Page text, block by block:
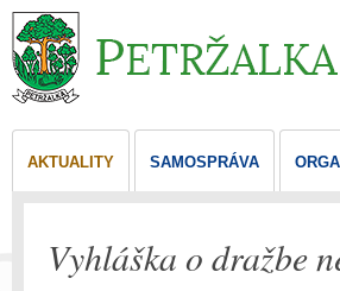
AKTUALITY SAMOSPRÁVA
Vyhláška o dražbe